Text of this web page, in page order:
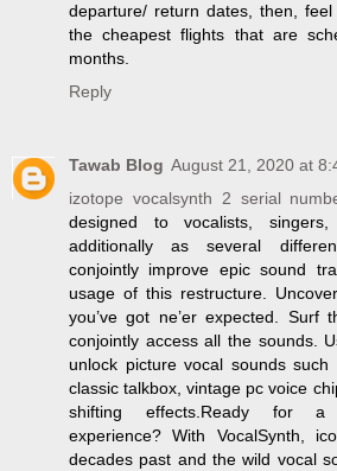
departure/ return dates, then,
the cheapest flights that are
months.
Reply
Tawab Blog August 21, 2020 at
izotope vocalsynth 2 serial
designed to vocalists,
additionally as several
conjointly improve epic sound
usage of this restructure.
you’ve got ne’er expected. Surf
conjointly access all the sounds.
unlock picture vocal sounds
classic talkbox, vintage pc voice
shifting effects.Ready for a
experience? With VocalSynth,
decades past and the wild vocal